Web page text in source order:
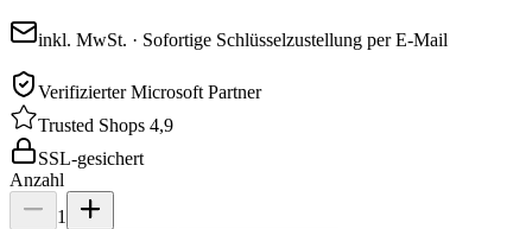
inkl. MwSt. · Sofortige Schlüsselzustellung per E-Mail
Verifizierter Microsoft Partner
Trusted Shops 4,9
SSL-gesichert
Anzahl
1